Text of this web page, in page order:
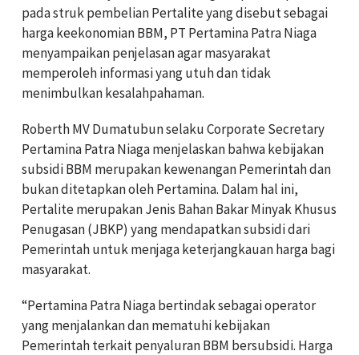
pada struk pembelian Pertalite yang disebut sebagai
harga keekonomian BBM, PT Pertamina Patra Niaga
menyampaikan penjelasan agar masyarakat
memperoleh informasi yang utuh dan tidak
menimbulkan kesalahpahaman.
Roberth MV Dumatubun selaku Corporate Secretary
Pertamina Patra Niaga menjelaskan bahwa kebijakan
subsidi BBM merupakan kewenangan Pemerintah dan
bukan ditetapkan oleh Pertamina. Dalam hal ini,
Pertalite merupakan Jenis Bahan Bakar Minyak Khusus
Penugasan (JBKP) yang mendapatkan subsidi dari
Pemerintah untuk menjaga keterjangkauan harga bagi
masyarakat.
“Pertamina Patra Niaga bertindak sebagai operator
yang menjalankan dan mematuhi kebijakan
Pemerintah terkait penyaluran BBM bersubsidi. Harga